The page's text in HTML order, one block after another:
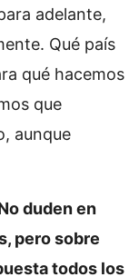
adelante,
Qué país
qué hacemos
que
aunque
duden en
pero sobre
todos los